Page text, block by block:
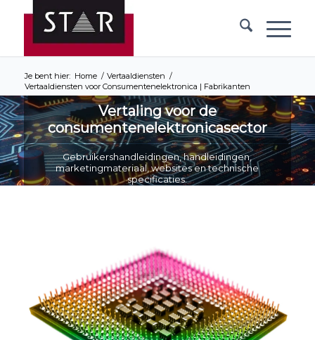
Je bent hier: Home / Vertaaldiensten /
Vertaaldiensten voor Consumentenelektronica | Fabrikanten
Vertaling voor de
consumentenelektronicasector
Gebruikershandleidingen, handleidingen,
marketingmateriaal, websites en technische
specificaties.